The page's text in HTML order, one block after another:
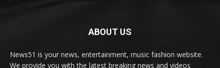
ABOUT US
News51 is your news, entertainment, music fashion website.
We provide you with the latest breaking news and videos